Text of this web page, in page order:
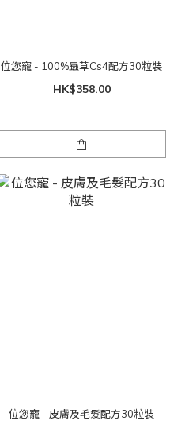
位您寵 - 100%蟲草Cs4配方30粒裝
HK$358.00
位您寵 - 皮膚及毛髮配方30粒裝